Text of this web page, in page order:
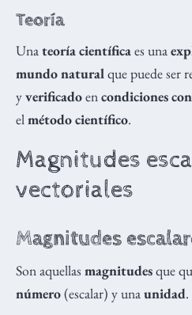
Teoría
Unateoría científicaes una
mundo naturalque puede ser
yverificadoencondiciones
elmétodo científico.
Magnitudes
vectoriales
Magnitudes
Son aquellas magnitudesque
número(escalar) y unaunidad.